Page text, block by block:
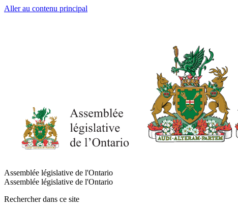
Aller au contenu principal
Assemblée législative de l'Ontario
Assemblée législative de l'Ontario
Rechercher dans ce site